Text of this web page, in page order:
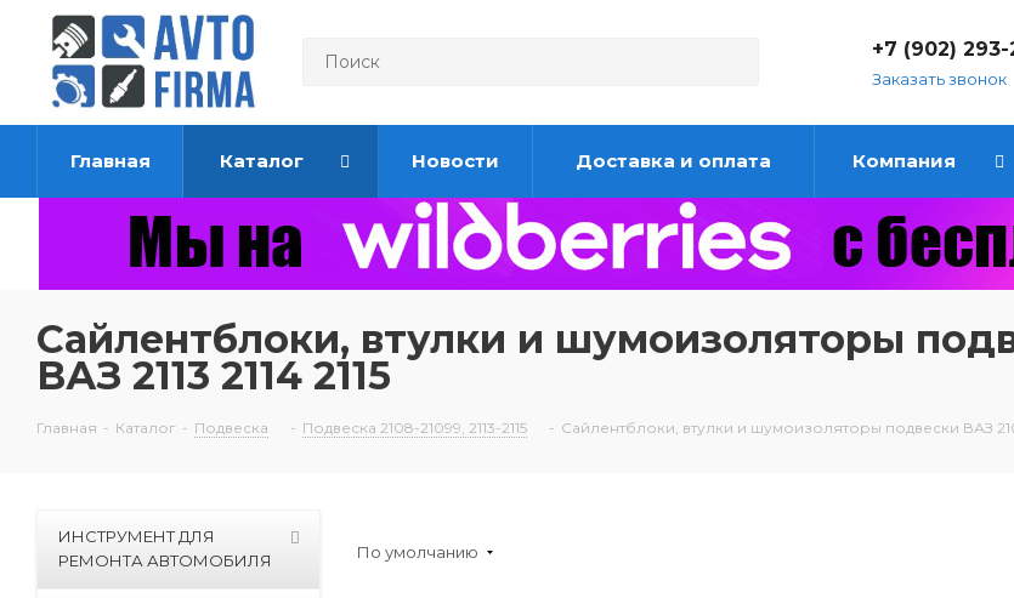
+7 (902)
Заказать звонок
Главная Каталог Новости Доставка и оплата Компания
Сайлентблоки, втулки и шумоизоляторы
ВАЗ 2113 2114 2115
Главная - Каталог - Подвеска - Подвеска 2108-21099, 2113-2115 - Сайлентблоки, втулки и шумоизоляторы подвески ВАЗ 2108
По умолчанию
ИНСТРУМЕНТ ДЛЯ
РЕМОНТА АВТОМОБИЛЯ